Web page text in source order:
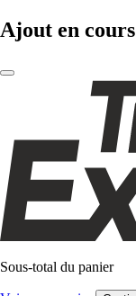
Ajout en
Sous-total du panier